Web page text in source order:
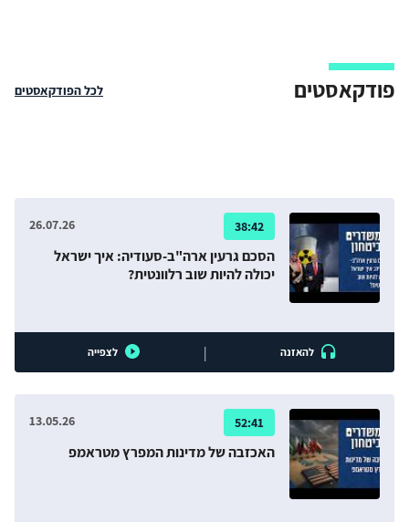
פודקאסטים לכל הפודקאסטים
38:42
26.07.26
הסכם גרעין ארה"ב-סעודיה: איך ישראל
יכולה להיות שוב רלוונטית?
להאזנה | לצפייה
52:41
13.05.26
האכזבה של מדינות המפרץ מטראמפ